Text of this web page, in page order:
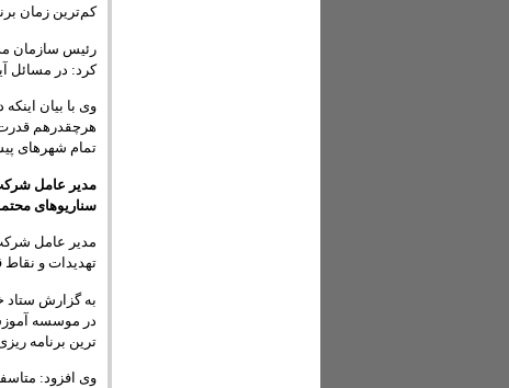
کم‌ترین زمان
رئیس سازمان
کرد: در مسائل
وی با بیان
هرچقدرهم قدرت
تمام شهرهای
مدیر عامل
سناریوهای
مدیر عامل
تهدیدات و نقاط
به گزارش ستاد
در موسسه
ترین برنامه ریزی در کشورهای دنیا ۲۰
وی افزود: